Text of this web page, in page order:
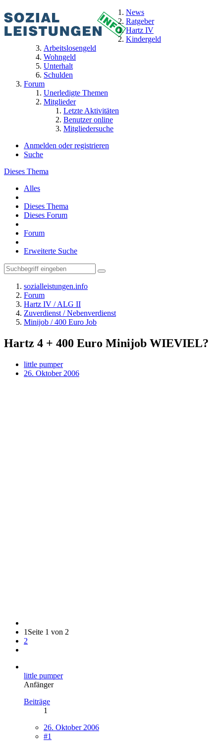
News
Ratgeber
Hartz IV
Kindergeld
Arbeitslosengeld
Wohngeld
Unterhalt
Schulden
Forum
Unerledigte Themen
Mitglieder
Letzte Aktivitäten
Benutzer online
Mitgliedersuche
Anmelden oder registrieren
Suche
Dieses Thema
Alles
Dieses Thema
Dieses Forum
Forum
Erweiterte Suche
sozialleistungen.info
Forum
Hartz IV / ALG II
Zuverdienst / Nebenverdienst
Minijob / 400 Euro Job
Hartz 4 + 400 Euro Minijob WIEVIEL?
little pumper
26. Oktober 2006
1 Seite 1 von 2
2
little pumper
Anfänger
Beiträge
1
26. Oktober 2006
#1